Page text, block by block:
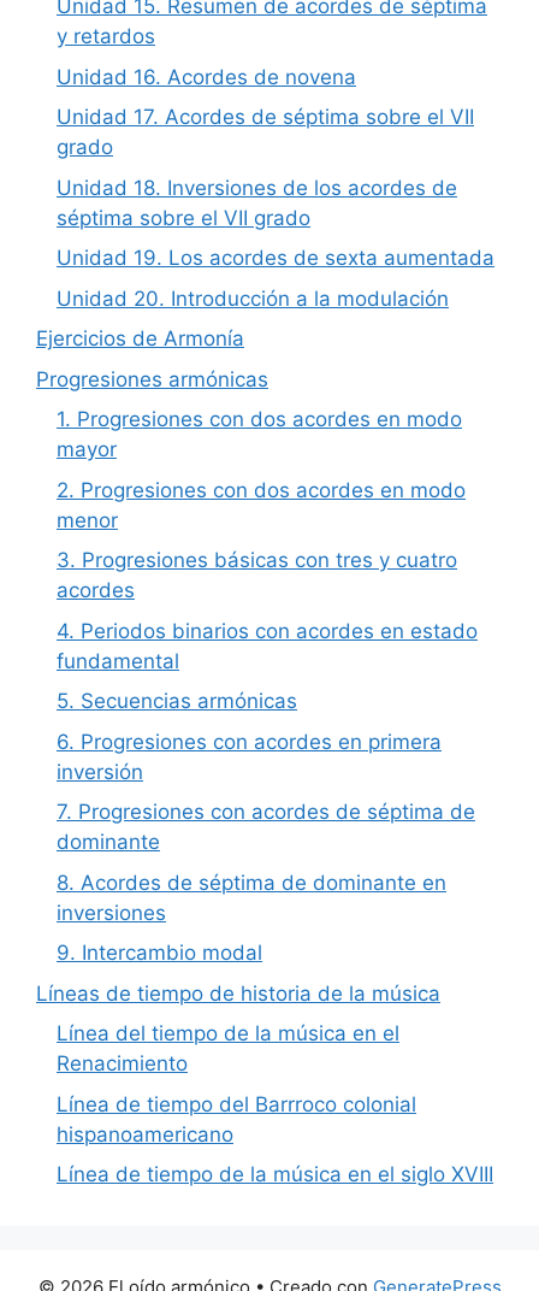
Unidad 15. Resumen de acordes de séptima
y retardos
Unidad 16. Acordes de novena
Unidad 17. Acordes de séptima sobre el VII
grado
Unidad 18. Inversiones de los acordes de
séptima sobre el VII grado
Unidad 19. Los acordes de sexta aumentada
Unidad 20. Introducción a la modulación
Ejercicios de Armonía
Progresiones armónicas
1. Progresiones con dos acordes en modo
mayor
2. Progresiones con dos acordes en modo
menor
3. Progresiones básicas con tres y cuatro
acordes
4. Periodos binarios con acordes en estado
fundamental
5. Secuencias armónicas
6. Progresiones con acordes en primera
inversión
7. Progresiones con acordes de séptima de
dominante
8. Acordes de séptima de dominante en
inversiones
9. Intercambio modal
Líneas de tiempo de historia de la música
Línea del tiempo de la música en el
Renacimiento
Línea de tiempo del Barrroco colonial
hispanoamericano
Línea de tiempo de la música en el siglo XVIII